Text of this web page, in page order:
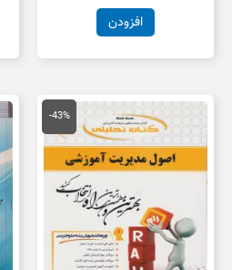
افزودن
-43%
قیمت
اصلی
150,000 تومان
بود.
قیمت
فعلی
85,000 تومان
است.